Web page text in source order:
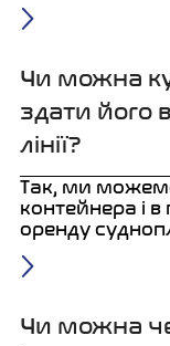
Чи можна
здати його
лінії?
Так, ми
контейнера і в
оренду
Чи можна